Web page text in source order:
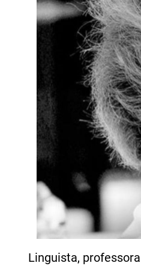
Linguista,